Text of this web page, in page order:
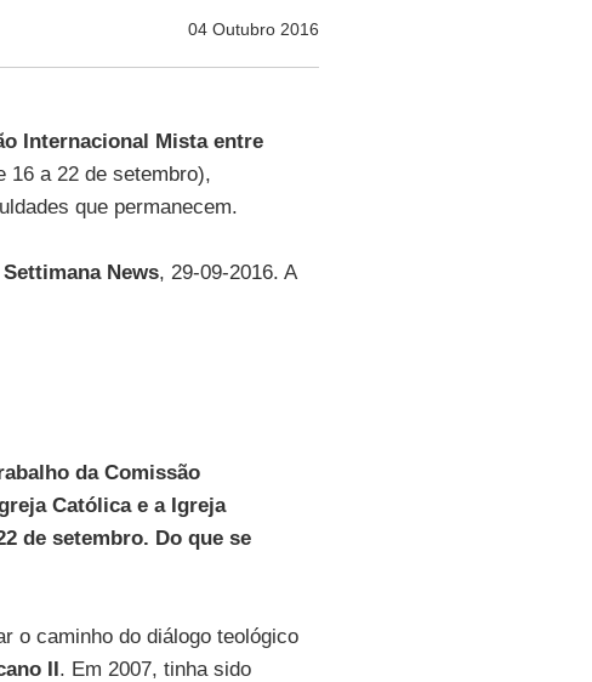
04 Outubro 2016
Internacional Mista entre
16 a 22 de setembro),
que permanecem.
Settimana News, 29-09-2016. A
da Comissão
Católica e a Igreja
de setembro. Do que se
o caminho do diálogo teológico
II. Em 2007, tinha sido